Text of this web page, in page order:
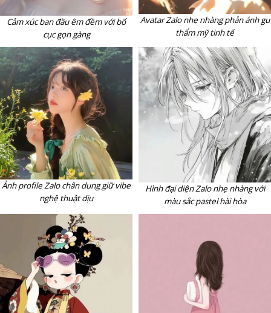
Cảm xúc ban đầu êm đềm với bố
cục gọn gàng
Avatar Zalo nhẹ nhàng phản ánh gu
thẩm mỹ tinh tế
Ảnh profile Zalo chân dung giữ vibe
nghệ thuật dịu
Hình đại diện Zalo nhẹ nhàng với
màu sắc pastel hài hòa